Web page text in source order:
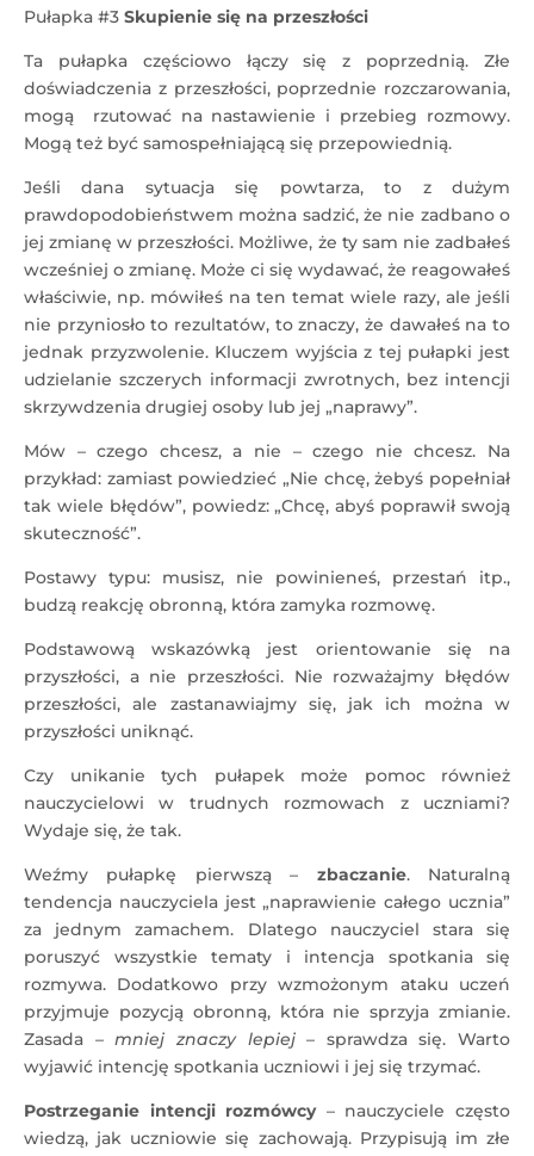
Pułapka #3 Skupienie się na przeszłości
Ta pułapka częściowo łączy się z poprzednią. Złe
doświadczenia z przeszłości, poprzednie rozczarowania,
mogą rzutować na nastawienie i przebieg rozmowy.
Mogą też być samospełniającą się przepowiednią.
Jeśli dana sytuacja się powtarza, to z dużym
prawdopodobieństwem można sadzić, że nie zadbano o
jej zmianę w przeszłości. Możliwe, że ty sam nie zadbałeś
wcześniej o zmianę. Może ci się wydawać, że reagowałeś
właściwie, np. mówiłeś na ten temat wiele razy, ale jeśli
nie przyniosło to rezultatów, to znaczy, że dawałeś na to
jednak przyzwolenie. Kluczem wyjścia z tej pułapki jest
udzielanie szczerych informacji zwrotnych, bez intencji
skrzywdzenia drugiej osoby lub jej „naprawy”.
Mów – czego chcesz, a nie – czego nie chcesz. Na
przykład: zamiast powiedzieć „Nie chcę, żebyś popełniał
tak wiele błędów”, powiedz: „Chcę, abyś poprawił swoją
skuteczność”.
Postawy typu: musisz, nie powinieneś, przestań itp.,
budzą reakcję obronną, która zamyka rozmowę.
Podstawową wskazówką jest orientowanie się na
przyszłości, a nie przeszłości. Nie rozważajmy błędów
przeszłości, ale zastanawiajmy się, jak ich można w
przyszłości uniknąć.
Czy unikanie tych pułapek może pomoc również
nauczycielowi w trudnych rozmowach z uczniami?
Wydaje się, że tak.
Weźmy pułapkę pierwszą – zbaczanie. Naturalną
tendencja nauczyciela jest „naprawienie całego ucznia”
za jednym zamachem. Dlatego nauczyciel stara się
poruszyć wszystkie tematy i intencja spotkania się
rozmywa. Dodatkowo przy wzmożonym ataku uczeń
przyjmuje pozycją obronną, która nie sprzyja zmianie.
Zasada – mniej znaczy lepiej– sprawdza się. Warto
wyjawić intencję spotkania uczniowi i jej się trzymać.
Postrzeganie intencji rozmówcy – nauczyciele często
wiedzą, jak uczniowie się zachowają. Przypisują im złe